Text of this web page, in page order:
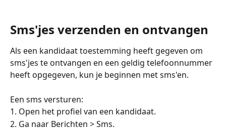
Sms'jes verzenden en ontvangen
Als een kandidaat toestemming heeft gegeven om
sms'jes te ontvangen en een geldig telefoonnummer
heeft opgegeven, kun je beginnen met sms'en.
Een sms versturen:
1. Open het profiel van een kandidaat.
2. Ga naar Berichten > Sms.